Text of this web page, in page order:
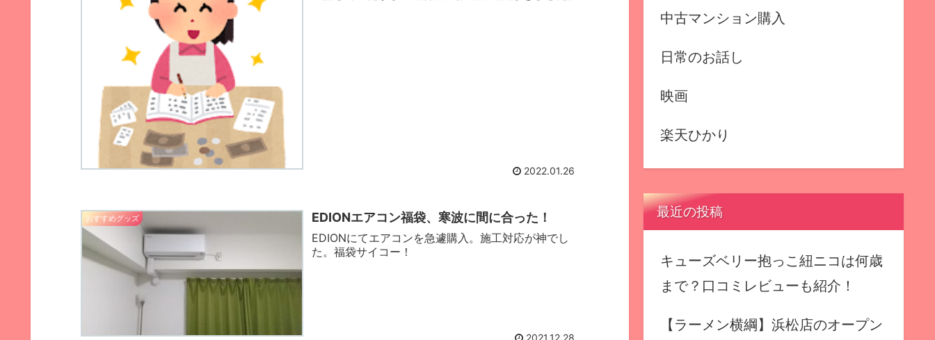
2022.01.26
おすすめグッズ EDIONエアコン福袋、寒波に間に合った！
EDIONにてエアコンを急遽購入。施工対応が神でし
た。福袋サイコー！
2021.12.28
中古マンション購入
日常のお話し
映画
楽天ひかり
最近の投稿
キューズベリー抱っこ紐ニコは何歳
まで？口コミレビューも紹介！
【ラーメン横綱】浜松店のオープン